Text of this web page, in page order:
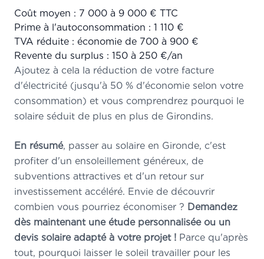
Coût moyen : 7 000 à 9 000 € TTC
Prime à l'autoconsommation : 1 110 €
TVA réduite : économie de 700 à 900 €
Revente du surplus : 150 à 250 €/an
Ajoutez à cela la réduction de votre facture
d'électricité (jusqu'à 50 % d'économie selon votre
consommation) et vous comprendrez pourquoi le
solaire séduit de plus en plus de Girondins.
En résumé, passer au solaire en Gironde, c'est
profiter d'un ensoleillement généreux, de
subventions attractives et d'un retour sur
investissement accéléré. Envie de découvrir
combien vous pourriez économiser ? Demandez
dès maintenant une étude personnalisée ou un
devis solaire adapté à votre projet ! Parce qu'après
tout, pourquoi laisser le soleil travailler pour les